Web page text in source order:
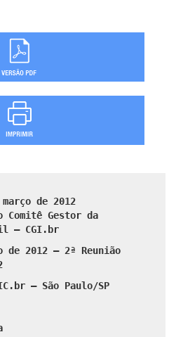
de 2012
Comitê Gestor da
– CGI.br
de 2012 – 2ª Reunião
– São Paulo/SP